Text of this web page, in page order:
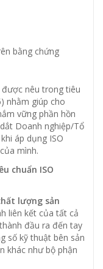
bằng chứng
nêu trong tiêu
nhằm giúp cho
vững phần hồn
Doanh nghiệp/Tổ
áp dụng ISO
mình.
chuẩn ISO
lượng sản
liên kết của tất cả
đầu ra đến tay
số kỹ thuật bên sản
khác như bộ phận